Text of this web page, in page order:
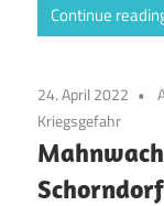
Continue
24. April 2022
Kriegsgefahr